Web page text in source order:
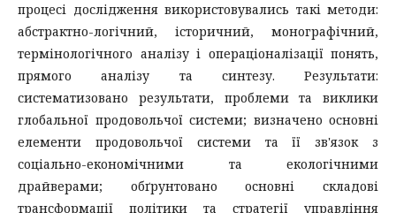
процесі дослідження використовувались такі методи:
абстрактно-логічний, історичний, монографічний,
термінологічного аналізу і операціоналізації понять,
прямого аналізу та синтезу. Результати:
систематизовано результати, проблеми та виклики
глобальної продовольчої системи; визначено основні
елементи продовольчої системи та її зв'язок з
соціально-економічними та екологічними
драйверами; обґрунтовано основні складові
трансформації політики та стратегії управління